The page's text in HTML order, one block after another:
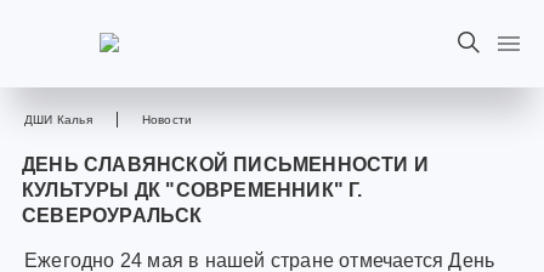
ДШИ Калья Новости
ДЕНЬ СЛАВЯНСКОЙ ПИСЬМЕННОСТИ И
КУЛЬТУРЫ ДК "СОВРЕМЕННИК" Г.
СЕВЕРОУРАЛЬСК
Ежегодно 24 мая в нашей стране отмечается День